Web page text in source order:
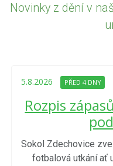
Novinky z dění v
5.8.2026 PŘED 4 DNY
Rozpis
Sokol Zdechovice
fotbalová utkání ať